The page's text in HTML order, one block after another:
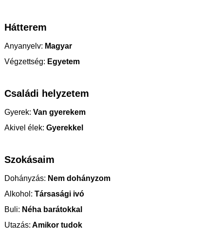
Hátterem
Anyanyelv: Magyar
Végzettség: Egyetem
Családi helyzetem
Gyerek: Van gyerekem
Akivel élek: Gyerekkel
Szokásaim
Dohányzás: Nem dohányzom
Alkohol: Társasági ivó
Buli: Néha barátokkal
Utazás: Amikor tudok